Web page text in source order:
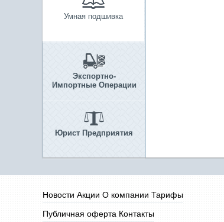
Умная подшивка
Экспортно-
Импортные Операции
Юрист Предприятия
Новости Акции О компании Тарифы
Публичная оферта Контакты